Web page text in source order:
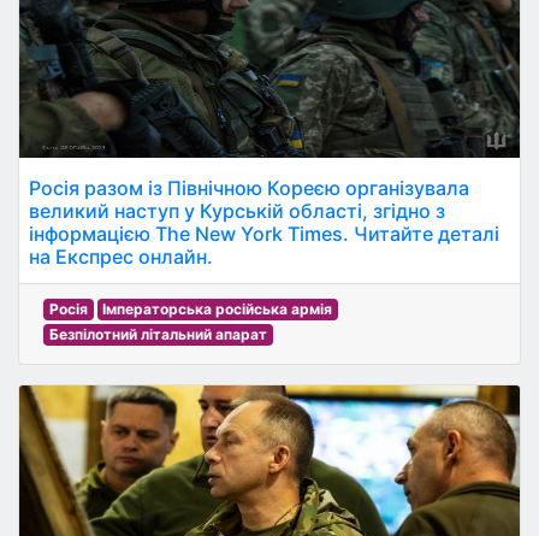
Росія разом із Північною Кореєю організувала
великий наступ у Курській області, згідно з
інформацією The New York Times. Читайте деталі
на Експрес онлайн.
Росія
Імператорська російська армія
Безпілотний літальний апарат